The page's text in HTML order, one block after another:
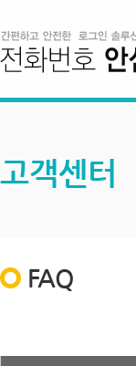
고객센터
FAQ